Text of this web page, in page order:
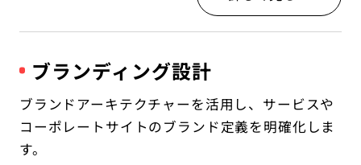
ブランディング設計
ブランドアーキテクチャーを活用し、サービスや
コーポレートサイトのブランド定義を明確化しま
す。